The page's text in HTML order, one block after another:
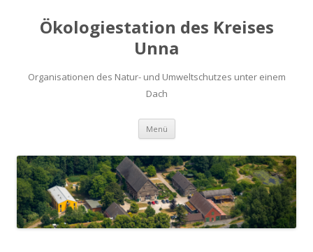
Ökologiestation des Kreises
Unna
Organisationen des Natur- und Umweltschutzes unter einem
Dach
Menü Zum
springen